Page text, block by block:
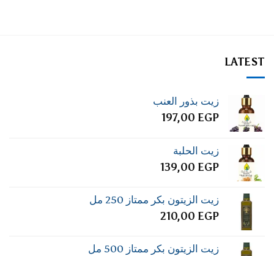
LATEST
زيت بذور العنب
197,00 EGP
زيت الحلبة
139,00 EGP
زيت الزيتون بكر ممتاز 250 مل
210,00 EGP
زيت الزيتون بكر ممتاز 500 مل